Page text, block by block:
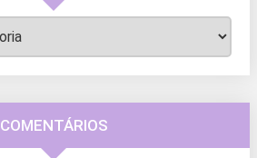
COMENTÁRIOS